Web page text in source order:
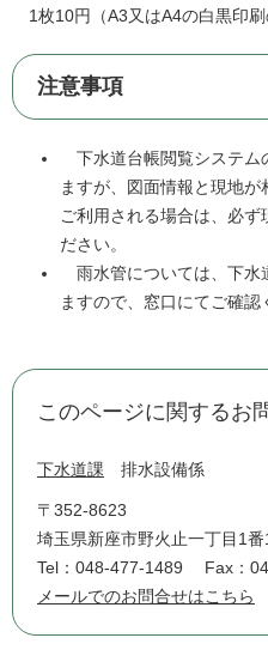
1枚10円（A3又はA4の白黒印刷
注意事項
下水道台帳閲覧システム
ますが、図面情報と現地が
ご利用される場合は、必ず
ださい。
雨水管については、下水
ますので、窓口にてご確認
このページに関するお
下水道課 排水設備係
〒352-8623
埼玉県新座市野火止一丁目1
Tel：048-477-1489
Fax：
メールでのお問合せはこちら